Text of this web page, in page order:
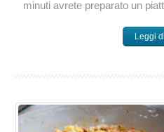
minuti avrete preparato un
Leggi